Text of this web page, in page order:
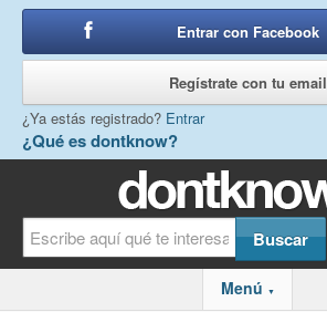
¿Qué es dontknow?
Entrar con Facebook
Regístrate con tu email
¿Ya estás registrado? Entrar
Menú ▼